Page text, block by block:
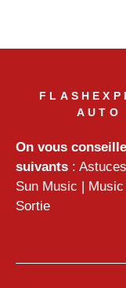
AUTO
On vous
suivants :
Sun Music |
Sortie